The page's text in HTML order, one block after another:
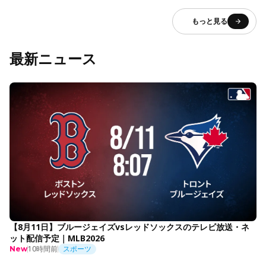
もっと見る
最新ニュース
【8月11日】ブルージェイズvsレッドソックスのテレビ放送・ネ
ット配信予定｜MLB2026
New10時間前 スポーツ